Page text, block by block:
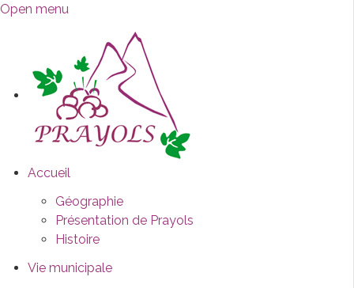
Open menu
Accueil
Géographie
Présentation de Prayols
Histoire
Vie municipale